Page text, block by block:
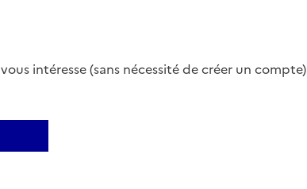
intéresse (sans nécessité de créer un compte)